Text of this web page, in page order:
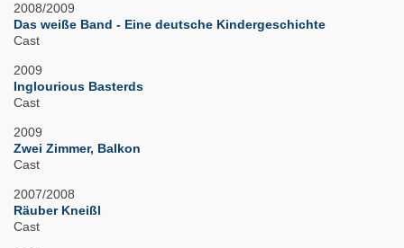
2008/2009
Das weiße Band - Eine deutsche Kindergeschichte
Cast
2009
Inglourious Basterds
Cast
2009
Zwei Zimmer, Balkon
Cast
2007/2008
Räuber Kneißl
Cast